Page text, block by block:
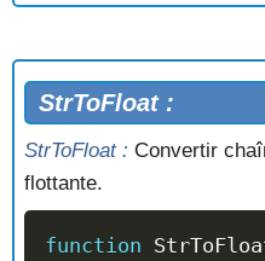
StrToFloat :
StrToFloat : Convertir
flottante.
function